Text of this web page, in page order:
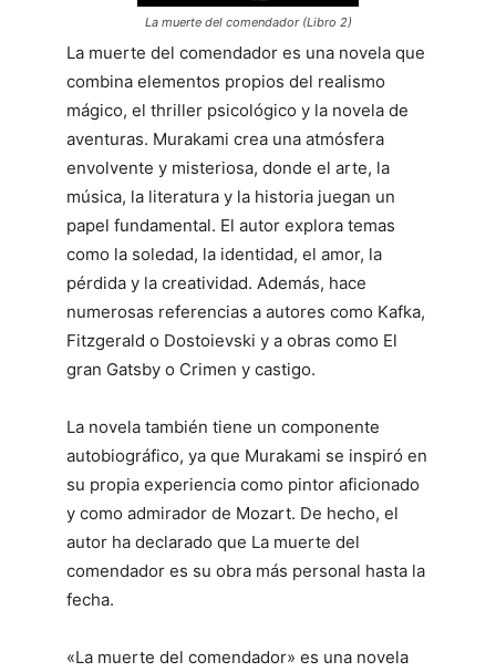
La muerte del comendador (Libro 2)
La muerte del comendador es una novela que
combina elementos propios del realismo
mágico, el thriller psicológico y la novela de
aventuras. Murakami crea una atmósfera
envolvente y misteriosa, donde el arte, la
música, la literatura y la historia juegan un
papel fundamental. El autor explora temas
como la soledad, la identidad, el amor, la
pérdida y la creatividad. Además, hace
numerosas referencias a autores como Kafka,
Fitzgerald o Dostoievski y a obras como El
gran Gatsby o Crimen y castigo.
La novela también tiene un componente
autobiográfico, ya que Murakami se inspiró en
su propia experiencia como pintor aficionado
y como admirador de Mozart. De hecho, el
autor ha declarado que La muerte del
comendador es su obra más personal hasta la
fecha.
«La muerte del comendador» es una novela